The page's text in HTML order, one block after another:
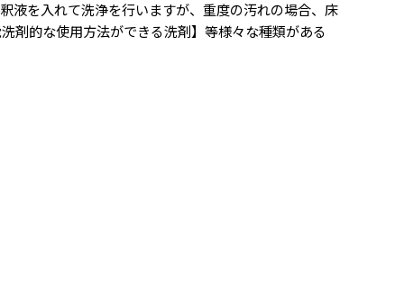
液を入れて洗浄を行いますが、重度の汚れの場合、床
剤的な使用方法ができる洗剤】等様々な種類がある